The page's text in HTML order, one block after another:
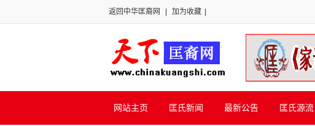
返回中华匡裔网 加为收藏
网站主页 匡氏新闻 最新公告 匡氏源流